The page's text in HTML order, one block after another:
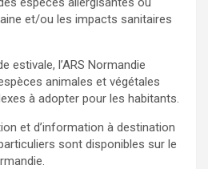
et/ou les impacts sanitaires
estivale, l’ARS Normandie
animales et végétales
à adopter pour les habitants.
et d’information à destination
sont disponibles sur le